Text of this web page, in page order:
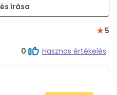
írása
5
0
Hasznos értékelés